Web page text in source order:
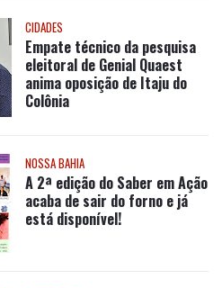
CIDADES
Empate técnico da pesquisa
eleitoral de Genial Quaest
anima oposição de Itaju do
Colônia
NOSSA BAHIA
A 2ª edição do Saber em Ação
acaba de sair do forno e já
está disponível!